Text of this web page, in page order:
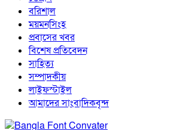
বরিশাল
ময়মনসিংহ
প্রবাসের খবর
বিশেষ প্রতিবেদন
সাহিত্য
সম্পাদকীয়
লাইফস্টাইল
আমাদের সাংবাদিকবৃন্দ